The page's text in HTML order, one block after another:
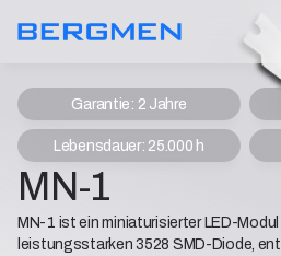
Lebensdauer: 25.000 h
Garantie: 2 Jahre
MN-1
MN-1 ist ein miniaturisierter LED-
leistungsstarken 3528 SMD-Diode,